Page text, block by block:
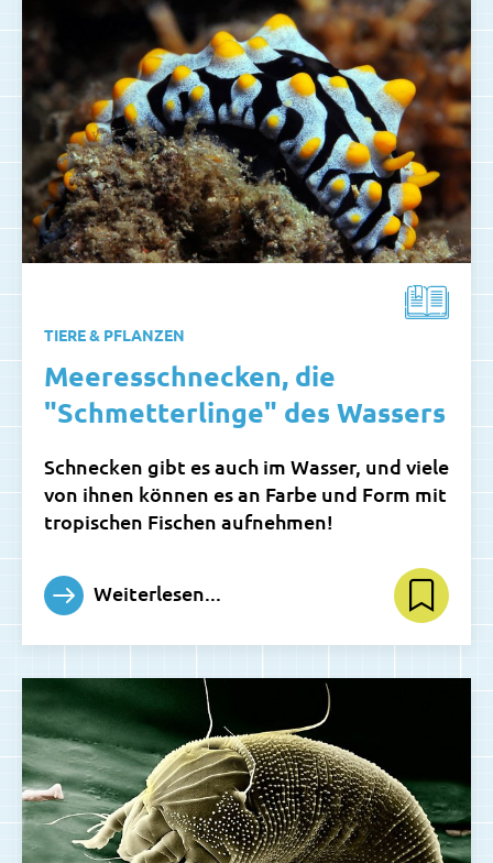
TIERE & PFLANZEN
Meeresschnecken, die
"Schmetterlinge" des Wassers
Schnecken gibt es auch im Wasser, und viele
von ihnen können es an Farbe und Form mit
tropischen Fischen aufnehmen!
Weiterlesen...